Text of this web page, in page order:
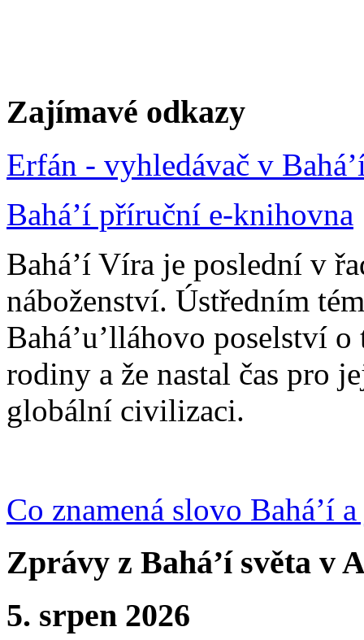
Zajímavé odkazy
Erfán - vyhledávač v
Bahá’í příruční e-knihovna
Bahá’í Víra je poslední v
náboženství. Ústředním
Bahá’u’lláhovo poselství
rodiny a že nastal čas pro
globální civilizaci.
Co znamená slovo Bahá’í
Zprávy z Bahá’í světa v
5. srpen 2026